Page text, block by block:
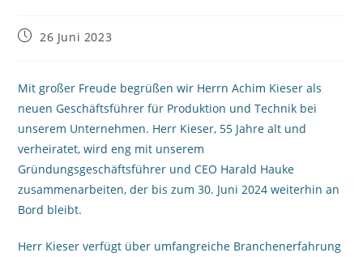
26 Juni 2023
Mit großer Freude begrüßen wir Herrn Achim Kieser als
neuen Geschäftsführer für Produktion und Technik bei
unserem Unternehmen. Herr Kieser, 55 Jahre alt und
verheiratet, wird eng mit unserem
Gründungsgeschäftsführer und CEO Harald Hauke
zusammenarbeiten, der bis zum 30. Juni 2024 weiterhin an
Bord bleibt.
Herr Kieser verfügt über umfangreiche Branchenerfahrung